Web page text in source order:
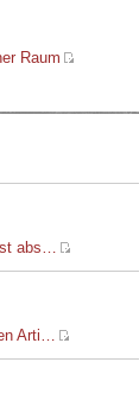
Raum
abs…
Arti…